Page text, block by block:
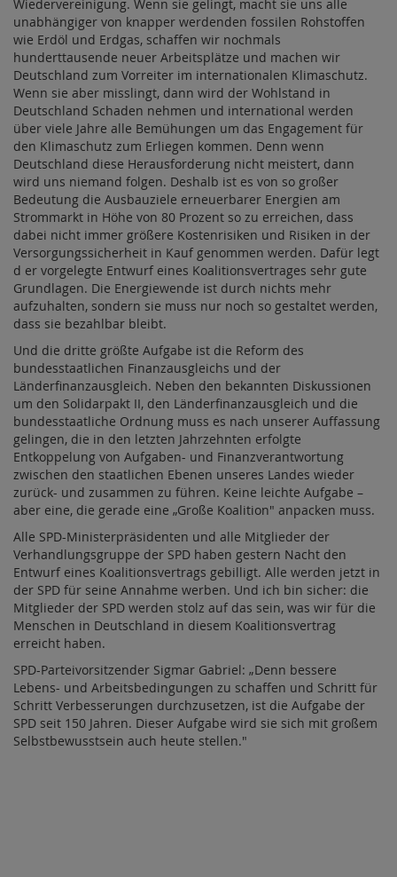
Wiedervereinigung. Wenn sie gelingt, macht sie uns alle
unabhängiger von knapper werdenden fossilen Rohstoffen
wie Erdöl und Erdgas, schaffen wir nochmals
hunderttausende neuer Arbeitsplätze und machen wir
Deutschland zum Vorreiter im internationalen Klimaschutz.
Wenn sie aber misslingt, dann wird der Wohlstand in
Deutschland Schaden nehmen und international werden
über viele Jahre alle Bemühungen um das Engagement für
den Klimaschutz zum Erliegen kommen. Denn wenn
Deutschland diese Herausforderung nicht meistert, dann
wird uns niemand folgen. Deshalb ist es von so großer
Bedeutung die Ausbauziele erneuerbarer Energien am
Strommarkt in Höhe von 80 Prozent so zu erreichen, dass
dabei nicht immer größere Kostenrisiken und Risiken in der
Versorgungssicherheit in Kauf genommen werden. Dafür legt
d er vorgelegte Entwurf eines Koalitionsvertrages sehr gute
Grundlagen. Die Energiewende ist durch nichts mehr
aufzuhalten, sondern sie muss nur noch so gestaltet werden,
dass sie bezahlbar bleibt.
Und die dritte größte Aufgabe ist die Reform des
bundesstaatlichen Finanzausgleichs und der
Länderfinanzausgleich. Neben den bekannten Diskussionen
um den Solidarpakt II, den Länderfinanzausgleich und die
bundesstaatliche Ordnung muss es nach unserer Auffassung
gelingen, die in den letzten Jahrzehnten erfolgte
Entkoppelung von Aufgaben- und Finanzverantwortung
zwischen den staatlichen Ebenen unseres Landes wieder
zurück- und zusammen zu führen. Keine leichte Aufgabe –
aber eine, die gerade eine „Große Koalition" anpacken muss.
Alle SPD-Ministerpräsidenten und alle Mitglieder der
Verhandlungsgruppe der SPD haben gestern Nacht den
Entwurf eines Koalitionsvertrags gebilligt. Alle werden jetzt in
der SPD für seine Annahme werben. Und ich bin sicher: die
Mitglieder der SPD werden stolz auf das sein, was wir für die
Menschen in Deutschland in diesem Koalitionsvertrag
erreicht haben.
SPD-Parteivorsitzender Sigmar Gabriel: „Denn bessere
Lebens- und Arbeitsbedingungen zu schaffen und Schritt für
Schritt Verbesserungen durchzusetzen, ist die Aufgabe der
SPD seit 150 Jahren. Dieser Aufgabe wird sie sich mit großem
Selbstbewusstsein auch heute stellen."